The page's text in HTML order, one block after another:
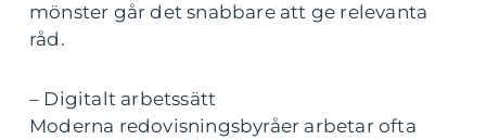
mönster går det snabbare att ge relevanta
råd.
– Digitalt arbetssätt
Moderna redovisningsbyråer arbetar ofta